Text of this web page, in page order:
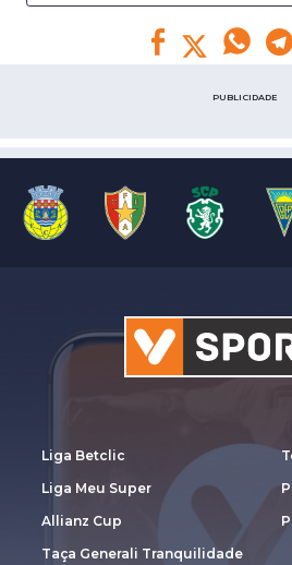
PUBLICIDADE
Liga Betclic
Liga Meu Super
Allianz Cup
Taça Generali Tranquilidade